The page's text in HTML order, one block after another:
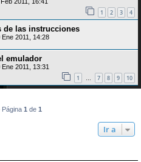
1 2 3 4
de las instrucciones
Ene 2011, 14:28
emulador
Ene 2011, 13:31
1 … 7 8 9 10
Página 1 de 1
Ir a